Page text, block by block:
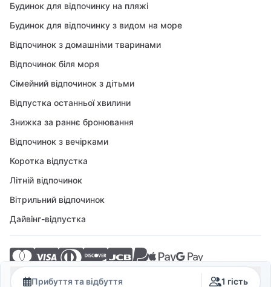
Прибуття та відбуття 1 гість
Будинок для відпочинку на пляжі
Будинок для відпочинку з видом на море
Відпочинок з домашніми тваринами
Відпочинок біля моря
Сімейний відпочинок з дітьми
Відпустка останньої хвилини
Знижка за раннє бронювання
Відпочинок з вечірками
Коротка відпустка
Літній відпочинок
Вітрильний відпочинок
Дайвінг-відпустка
© 2026 Crovillas GmbH